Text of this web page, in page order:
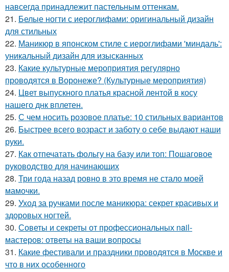
навсегда принадлежит пастельным оттенкам.
21. Белые ногти с иероглифами: оригинальный дизайн
для стильных
22. Маникюр в японском стиле с иероглифами 'миндаль':
уникальный дизайн для изысканных
23. Какие культурные мероприятия регулярно
проводятся в Воронеже? (Культурные мероприятия)
24. Цвет выпускного платья красной лентой в косу
нашего днк вплетен.
25. С чем носить розовое платье: 10 стильных вариантов
26. Быстрее всего возраст и заботу о себе выдают наши
руки.
27. Как отпечатать фольгу на базу или топ: Пошаговое
руководство для начинающих
28. Три года назад ровно в это время не стало моей
мамочки.
29. Уход за ручками после маникюра: секрет красивых и
здоровых ногтей.
30. Советы и секреты от профессиональных nail-
мастеров: ответы на ваши вопросы
31. Какие фестивали и праздники проводятся в Москве и
что в них особенного